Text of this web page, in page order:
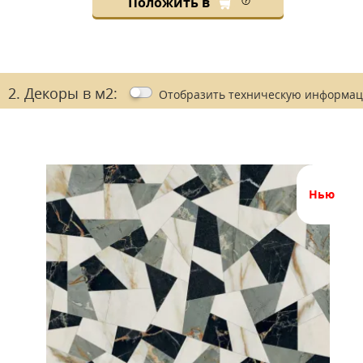
2. Декоры в м2: Отобразить техническую
нью